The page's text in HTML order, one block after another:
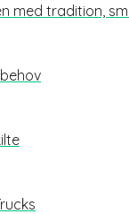
med tradition,